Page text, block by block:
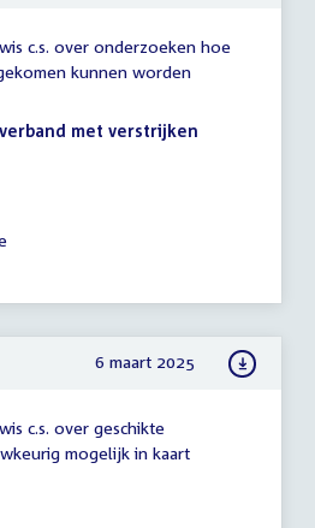
c.s. over onderzoeken hoe
kunnen worden
met verstrijken
6 maart 2025
c.s. over geschikte
mogelijk in kaart